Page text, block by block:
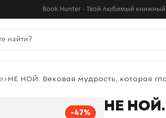
Book Hunter - Твой любимый книжный
НЕ НОЙ. Вековая мудрость, которая
-47%
НЕ